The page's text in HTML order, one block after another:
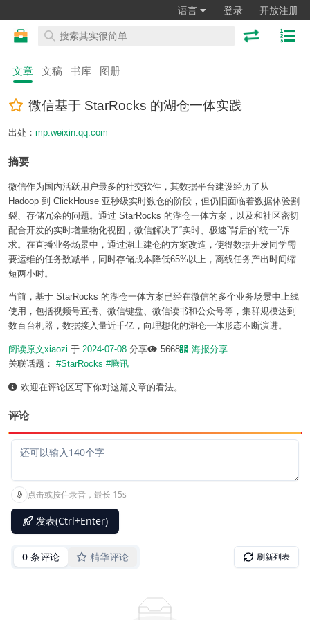
语言 登录 开放注册
文章 文稿 书库 图册
微信基于 StarRocks 的湖仓一体实践
出处： mp.weixin.qq.com
摘要
微信作为国内活跃用户最多的社交软件，其数据平台建设经历了从
Hadoop 到 ClickHouse 亚秒级实时数仓的阶段，但仍旧面临着数据体验割
裂、存储冗余的问题。通过 StarRocks 的湖仓一体方案，以及和社区密切
配合开发的实时增量物化视图，微信解决了“实时、极速”背后的“统一”诉
求。在直播业务场景中，通过湖上建仓的方案改造，使得数据开发同学需
要运维的任务数减半，同时存储成本降低65%以上，离线任务产出时间缩
短两小时。
当前，基于 StarRocks 的湖仓一体方案已经在微信的多个业务场景中上线
使用，包括视频号直播、微信键盘、微信读书和公众号等，集群规模达到
数百台机器，数据接入量近千亿，向理想化的湖仓一体形态不断演进。
阅读原文xiaozi 于 2024-07-08 分享 5668
海报分享
关联话题： #StarRocks #腾讯
欢迎在评论区写下你对这篇文章的看法。
评论